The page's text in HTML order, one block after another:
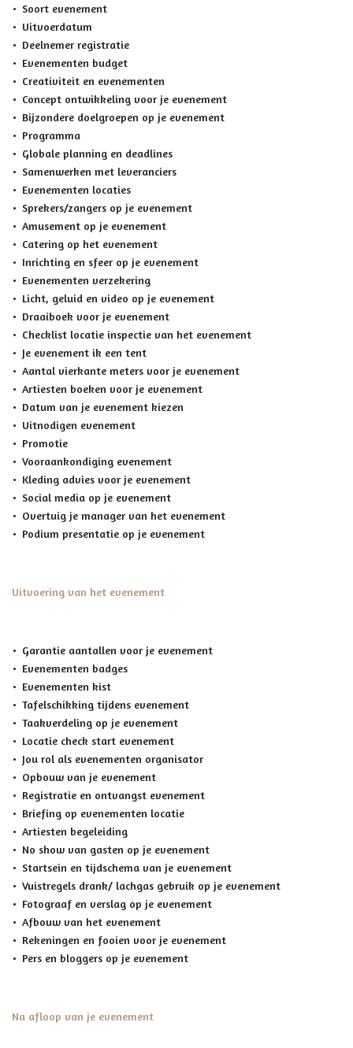
Soort evenement
Uitvoerdatum
Deelnemer registratie
Evenementen budget
Creativiteit en evenementen
Concept ontwikkeling voor je evenement
Bijzondere doelgroepen op je evenement
Programma
Globale planning en deadlines
Samenwerken met leveranciers
Evenementen locaties
Sprekers/zangers op je evenement
Amusement op je evenement
Catering op het evenement
Inrichting en sfeer op je evenement
Evenementen verzekering
Licht, geluid en video op je evenement
Draaiboek voor je evenement
Checklist locatie inspectie van het evenement
Je evenement ik een tent
Aantal vierkante meters voor je evenement
Artiesten boeken voor je evenement
Datum van je evenement kiezen
Uitnodigen evenement
Promotie
Vooraankondiging evenement
Kleding advies voor je evenement
Social media op je evenement
Overtuig je manager van het evenement
Podium presentatie op je evenement
Uitvoering van het evenement
Garantie aantallen voor je evenement
Evenementen badges
Evenementen kist
Tafelschikking tijdens evenement
Taakverdeling op je evenement
Locatie check start evenement
Jou rol als evenementen organisator
Opbouw van je evenement
Registratie en ontvangst evenement
Briefing op evenementen locatie
Artiesten begeleiding
No show van gasten op je evenement
Startsein en tijdschema van je evenement
Vuistregels drank/ lachgas gebruik op je evenement
Fotograaf en verslag op je evenement
Afbouw van het evenement
Rekeningen en fooien voor je evenement
Pers en bloggers op je evenement
Na afloop van je evenement